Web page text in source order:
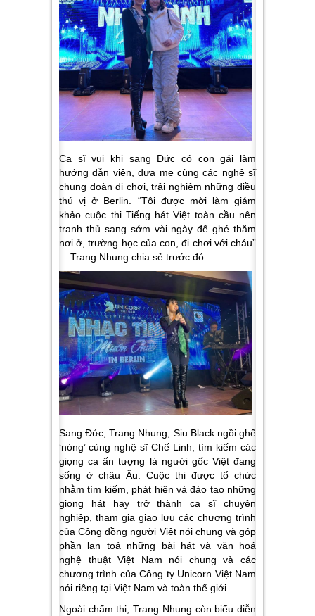
Ca sĩ vui khi sang Đức có con gái làm
hướng dẫn viên, đưa mẹ cùng các nghệ sĩ
chung đoàn đi chơi, trải nghiệm những điều
thú vị ở Berlin. “Tôi được mời làm giám
khảo cuộc thi Tiếng hát Việt toàn cầu nên
tranh thủ sang sớm vài ngày để ghé thăm
nơi ở, trường học của con, đi chơi với cháu”
– Trang Nhung chia sẻ trước đó.
Sang Đức, Trang Nhung, Siu Black ngồi ghế
‘nóng’ cùng nghệ sĩ Chế Linh, tìm kiếm các
giọng ca ấn tượng là người gốc Việt đang
sống ở châu Âu. Cuộc thi được tổ chức
nhằm tìm kiếm, phát hiện và đào tạo những
giọng hát hay trở thành ca sĩ chuyên
nghiệp, tham gia giao lưu các chương trình
của Cộng đồng người Việt nói chung và góp
phần lan toả những bài hát và văn hoá
nghệ thuật Việt Nam nói chung và các
chương trình của Công ty Unicorn Việt Nam
nói riêng tại Việt Nam và toàn thế giới.
Ngoài chấm thi, Trang Nhung còn biểu diễn